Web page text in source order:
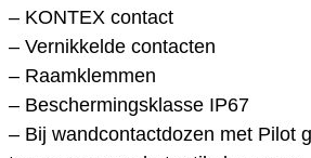
– KONTEX contact
– Vernikkelde contacten
– Raamklemmen
– Beschermingsklasse IP67
– Bij wandcontactdozen met Pilot